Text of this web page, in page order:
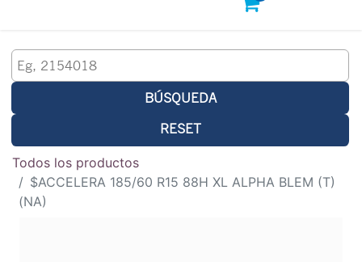
BÚSQUEDA
RESET
Todos los productos
$ACCELERA 185/60 R15 88H XL ALPHA BLEM (T)
(NA)